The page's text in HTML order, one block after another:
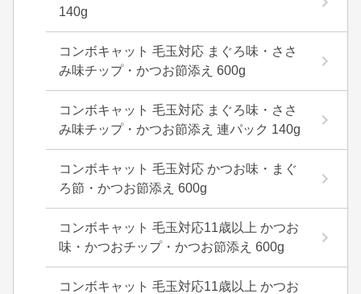
140g
コンボキャット 毛玉対応 まぐろ味・ささ
み味チップ・かつお節添え 600g
コンボキャット 毛玉対応 まぐろ味・ささ
み味チップ・かつお節添え 連パック 140g
コンボキャット 毛玉対応 かつお味・まぐ
ろ節・かつお節添え 600g
コンボキャット 毛玉対応11歳以上 かつお
味・かつおチップ・かつお節添え 600g
コンボキャット 毛玉対応11歳以上 かつお